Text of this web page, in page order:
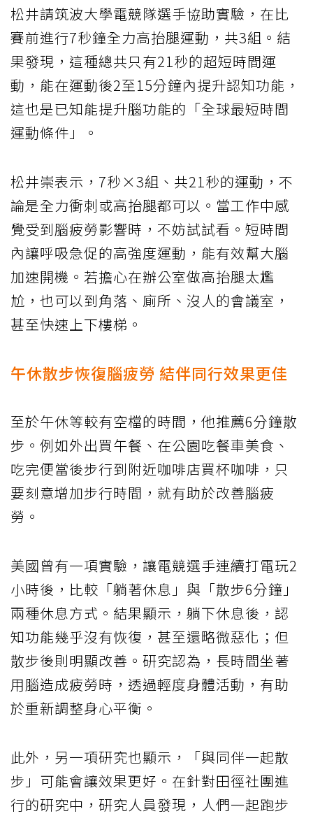
松井請筑波大學電競隊選手協助實驗，在比
賽前進行7秒鐘全力高抬腿運動，共3組。結
果發現，這種總共只有21秒的超短時間運
動，能在運動後2至15分鐘內提升認知功能，
這也是已知能提升腦功能的「全球最短時間
運動條件」。
松井崇表示，7秒×3組、共21秒的運動，不
論是全力衝刺或高抬腿都可以。當工作中感
覺受到腦疲勞影響時，不妨試試看。短時間
內讓呼吸急促的高強度運動，能有效幫大腦
加速開機。若擔心在辦公室做高抬腿太尷
尬，也可以到角落、廁所、沒人的會議室，
甚至快速上下樓梯。
午休散步恢復腦疲勞 結伴同行效果更佳
至於午休等較有空檔的時間，他推薦6分鐘散
步。例如外出買午餐、在公園吃餐車美食、
吃完便當後步行到附近咖啡店買杯咖啡，只
要刻意增加步行時間，就有助於改善腦疲
勞。
美國曾有一項實驗，讓電競選手連續打電玩2
小時後，比較「躺著休息」與「散步6分鐘」
兩種休息方式。結果顯示，躺下休息後，認
知功能幾乎沒有恢復，甚至還略微惡化；但
散步後則明顯改善。研究認為，長時間坐著
用腦造成疲勞時，透過輕度身體活動，有助
於重新調整身心平衡。
此外，另一項研究也顯示，「與同伴一起散
步」可能會讓效果更好。在針對田徑社團進
行的研究中，研究人員發現，人們一起跑步